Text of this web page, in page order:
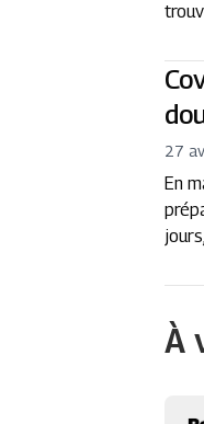
27
En
À